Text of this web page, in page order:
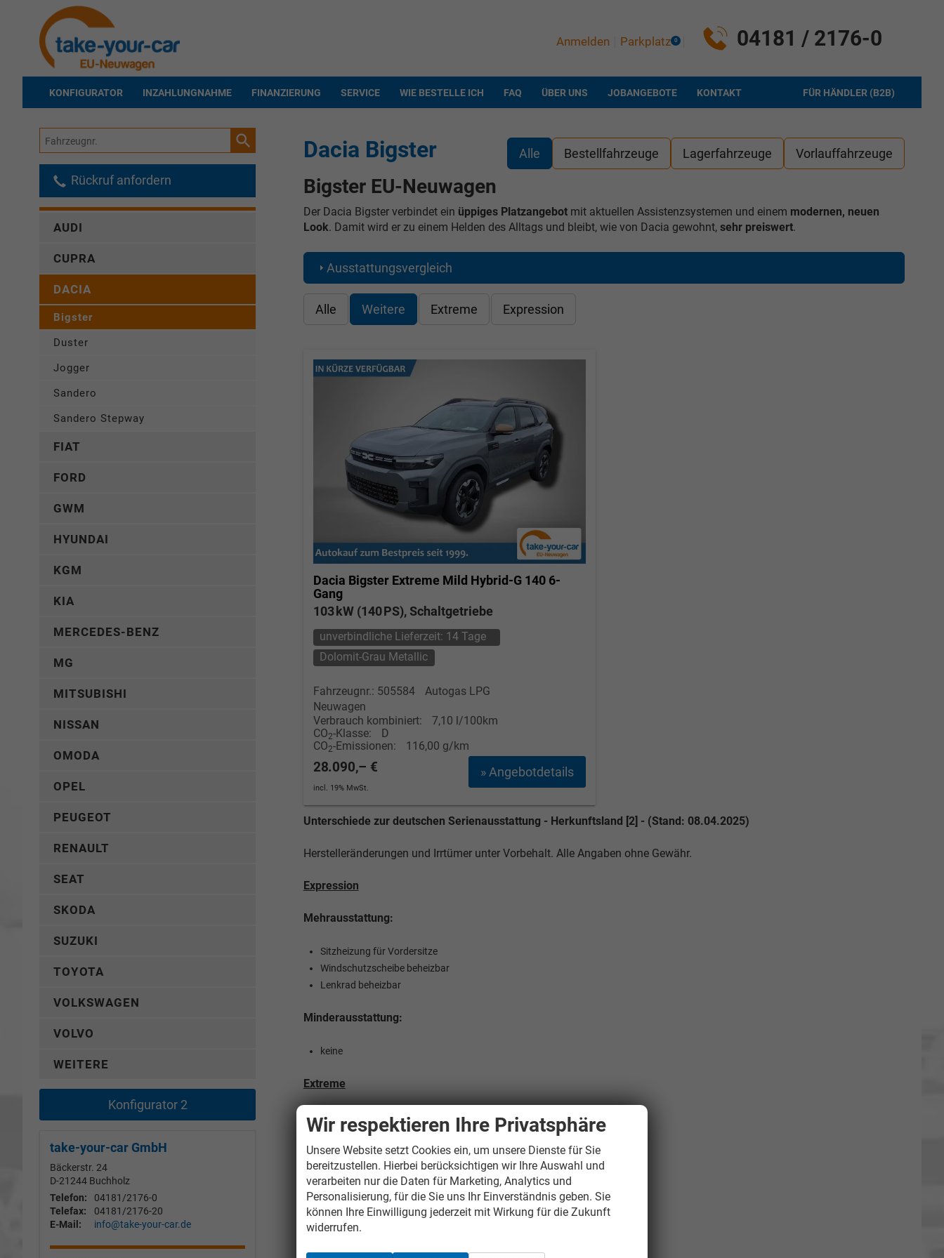
04181 / 2176-0
Anmelden Parkplatz 0
KONFIGURATOR INZAHLUNGNAHME FINANZIERUNG SERVICE WIE BESTELLE ICH FAQ ÜBER UNS JOBANGEBOTE FÜR HÄNDLER (B2B)
KONTAKT
Alle Bestellfahrzeuge Lagerfahrzeuge Vorlauffahrzeuge
Dacia Bigster
Bigster EU-Neuwagen
Der Dacia Bigster verbindet ein üppiges Platzangebotmit aktuellen Assistenzsystemen und einem modernen, neuen
Look. Damit wird er zu einem Helden des Alltags und bleibt, wie von Dacia gewohnt, sehr preiswert.
Ausstattungsvergleich
Alle Weitere Extreme Expression
Dacia Bigster Extreme Mild Hybrid-G 140 6-
Gang
103 kW (140 PS), Schaltgetriebe
unverbindliche Lieferzeit: 14 Tage
Dolomit-Grau Metallic
Fahrzeugnr.: 505584
Autogas LPG
Neuwagen
Verbrauch kombiniert:
7,10 l/100km
CO2-Klasse:
D
CO2-Emissionen: 116,00 g/km
» Angebotdetails
28.090,– €
incl. 19% MwSt.
Unterschiede zur deutschen Serienausstattung - Herkunftsland [2] - (Stand: 08.04.2025)
Herstelleränderungen und Irrtümer unter Vorbehalt. Alle Angaben ohne Gewähr.
Expression
Mehrausstattung:
Sitzheizung für Vordersitze
Windschutzscheibe beheizbar
Lenkrad beheizbar
Minderausstattung:
keine
Extreme
Mehrausstattung:
Sitzheizung für Vordersitze
Windschutzscheibe beheizbar
Lenkrad beheizbar
Minderausstattung:
Fahrzeugnr.
Rückruf anfordern
AUDI
CUPRA
DACIA
Bigster
Duster
Jogger
Sandero
Sandero Stepway
FIAT
FORD
GWM
HYUNDAI
KGM
KIA
MERCEDES-BENZ
MG
MITSUBISHI
NISSAN
OMODA
OPEL
PEUGEOT
RENAULT
SEAT
SKODA
SUZUKI
TOYOTA
VOLKSWAGEN
VOLVO
WEITERE
Konfigurator 2
take-your-car GmbH
Bäckerstr. 24
D-21244 Buchholz
Telefon:
04181/2176-0
Telefax:
04181/2176-20
E-Mail:
info@take-your-car.de
Wir respektieren Ihre Privatsphäre
Unsere Website setzt Cookies ein, um unsere Dienste für Sie
bereitzustellen. Hierbei berücksichtigen wir Ihre Auswahl und
verarbeiten nur die Daten für Marketing, Analytics und
Personalisierung, für die Sie uns Ihr Einverständnis geben. Sie
können Ihre Einwilligung jederzeit mit Wirkung für die Zukunft
widerrufen.